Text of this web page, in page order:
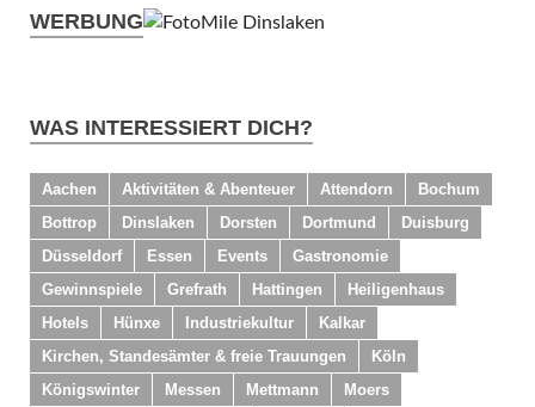
WERBUNG
WAS INTERESSIERT DICH?
Aachen Aktivitäten & Abenteuer Attendorn
Bochum
Bottrop
Dinslaken Dorsten Dortmund
Duisburg
Düsseldorf
Essen Events
Gastronomie
Gewinnspiele
Grefrath Hattingen
Heiligenhaus
Hotels
Hünxe Industriekultur
Kalkar
Kirchen, Standesämter & freie Trauungen
Köln
Königswinter
Messen Mettmann
Moers